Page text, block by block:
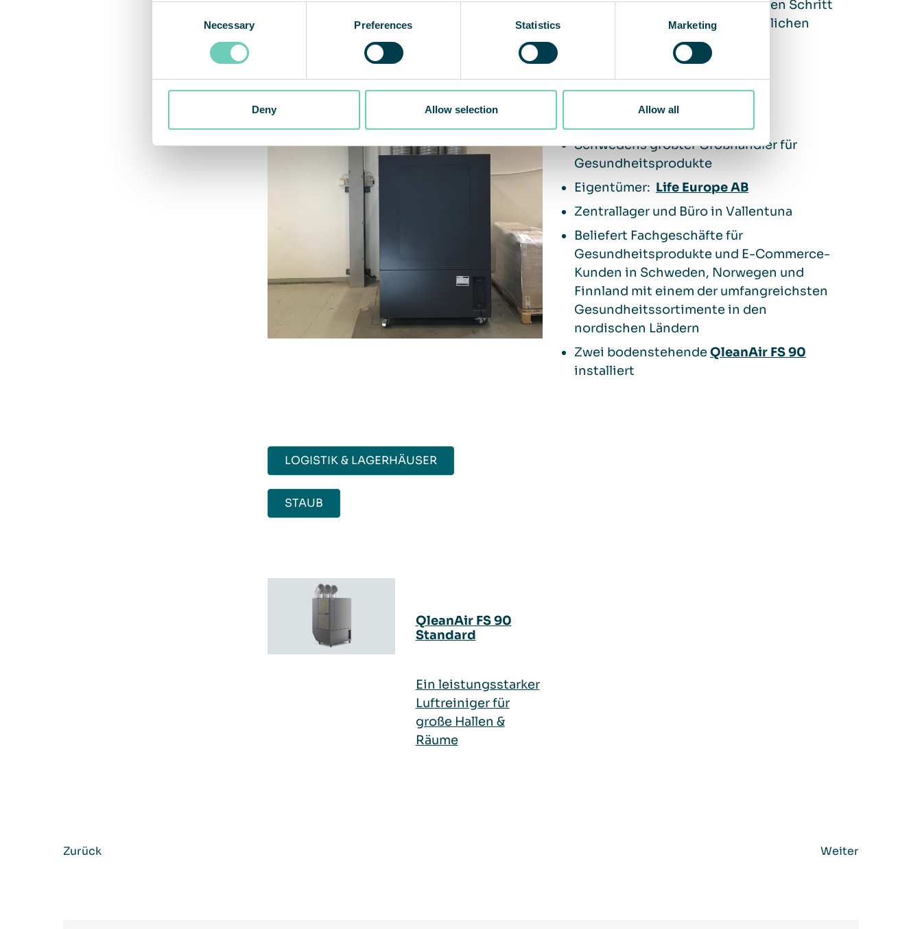
Necessary Preferences Statistics Marketing
Deny Allow selection Allow all
Life Logistics arbeitet weiter an der Verbesserung des Arbeitsumfelds. Im nächsten Schritt
geht es um den Lärmpegel im Lager. Dies alles, um den Mitarbeitern den bestmöglichen
Arbeitsplatz zu bieten.
ÜberLife LE Logistics AB
Schwedens größter Großhändler für
Gesundheitsprodukte
Eigentümer: Life Europe AB
Zentrallager und Büro in Vallentuna
Beliefert Fachgeschäfte für
Gesundheitsprodukte und E-Commerce-
Kunden in Schweden, Norwegen und
Finnland mit einem der umfangreichsten
Gesundheitssortimente in den
nordischen Ländern
Zwei bodenstehendeQleanAir FS 90
installiert
LOGISTIK & LAGERHÄUSER
STAUB
QleanAir FS 90
Standard
Ein leistungsstarker
Luftreiniger für
große Hallen &
Räume
Zurück Weiter